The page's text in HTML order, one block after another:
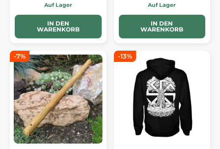
Auf Lager
IN DEN
WARENKORB
Auf Lager
IN DEN
WARENKORB
-7% -13%